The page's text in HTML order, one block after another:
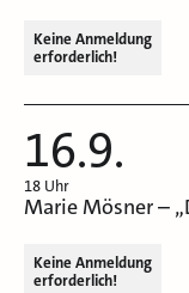
Keine Anmeldung
erforderlich!
16.9.
18 Uhr
Marie Mösner –
Keine Anmeldung
erforderlich!